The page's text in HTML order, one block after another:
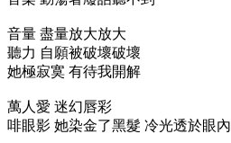
音量 盡量放大放大
聽力 自願被破壞破壞
她極寂寞 有待我開解
萬人愛 迷幻唇彩
啡眼影 她染金了黑髮 冷光透於眼內